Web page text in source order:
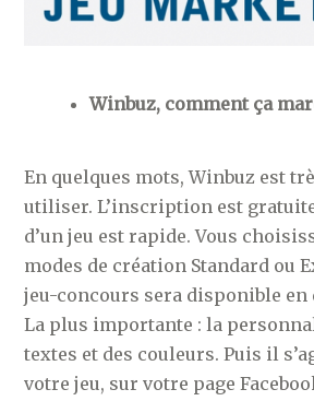
Winbuz, comment ça
En quelques mots, Winbuz est
utiliser. L’inscription est
d’un jeu est rapide. Vous
modes de création Standard ou
jeu-concours sera disponible en
La plus importante : la
textes et des couleurs. Puis il
votre jeu, sur votre page